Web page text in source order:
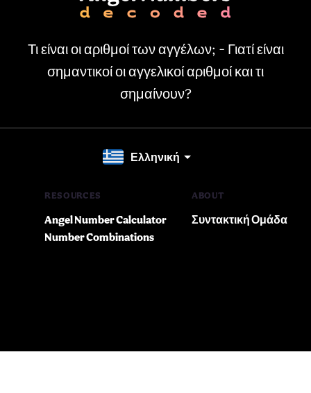
Τι είναι οι αριθμοί των αγγέλων; - Γιατί είναι
σημαντικοί οι αγγελικοί αριθμοί και τι
σημαίνουν?
Ελληνική
RESOURCES
Angel Number Calculator
Number Combinations
ABOUT
Συντακτική Ομάδα